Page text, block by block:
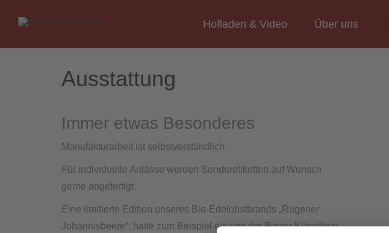
Hofladen & Video Über uns
Ausstattung
Immer etwas Besonderes
Manufakturarbeit ist selbstverständlich.
Für individuelle Anlässe werden Sonderetiketten auf Wunsch
gerne angefertigt.
Eine limitierte Edition unseres Bio-Edelobstbrands „Rügener
Johannisbeere“, hatte zum Beispiel ein von der Binzer Künstlerin